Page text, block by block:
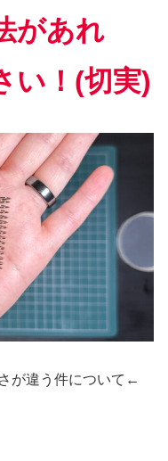
があれ
い！(切実)
が違う件について←